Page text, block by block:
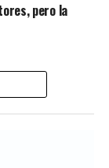
pero la